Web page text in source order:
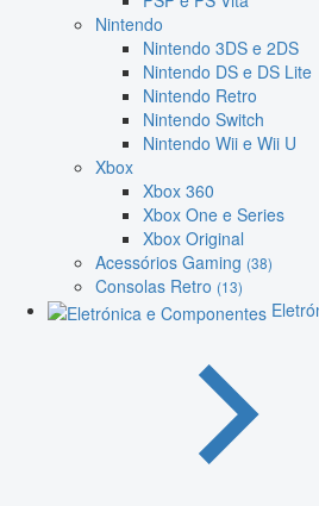
Nintendo
Nintendo 3DS e 2DS
Nintendo DS e DS Lite
Nintendo Retro
Nintendo Switch
Nintendo Wii e Wii U
Xbox
Xbox 360
Xbox One e Series
Xbox Original
Acessórios Gaming (38)
Consolas Retro (13)